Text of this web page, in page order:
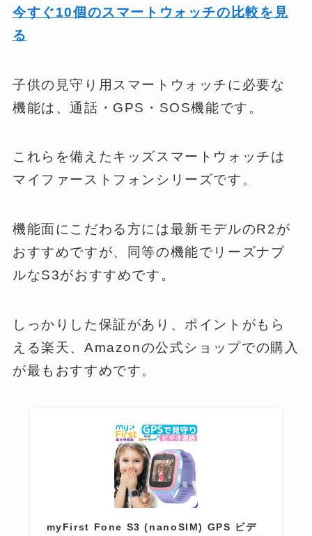
今すぐ10個のスマートウォッチの比較を見
る
子供の見守り用スマートウォッチに必要な
機能は、通話・GPS・SOS機能です。
これらを備えたキッズスマートウォッチは
マイファーストフォンシリーズです。
機能面にこだわる方には最新モデルのR2が
おすすめですが、同等の機能でリーズナブ
ルなS3がおすすめです。
しっかりした保証があり、ポイントがもら
える楽天、Amazonの公式ショップでの購入
が最もおすすめです。
myFirst Fone S3 (nanoSIM) GPS ビデ